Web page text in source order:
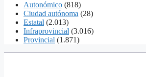
Autonómico (818)
Ciudad autónoma (28)
Estatal (2.013)
Infraprovincial (3.016)
Provincial (1.871)